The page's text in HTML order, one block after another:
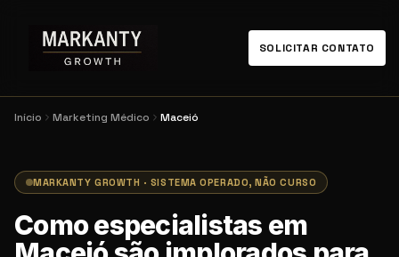
SOLICITAR CONTATO
Início Marketing Médico Maceió
MARKANTY GROWTH · SISTEMA OPERADO, NÃO CURSO
Como especialistas em